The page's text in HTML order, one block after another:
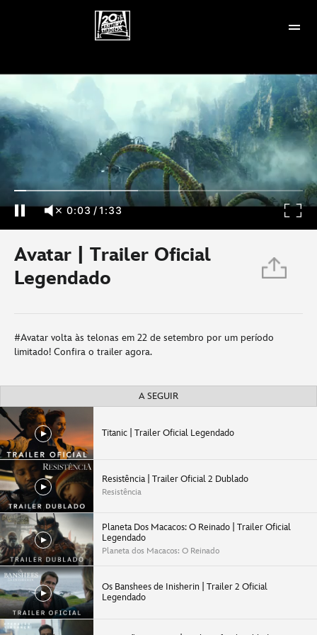
0:04/1:33
Avatar | Trailer Oficial
Legendado
#Avatar volta às telonas em 22 de setembro por um período
limitado! Confira o trailer agora.
A SEGUIR
Titanic | Trailer Oficial Legendado
Resistência | Trailer Oficial 2 Dublado
Resistência
Planeta Dos Macacos: O Reinado | Trailer Oficial
Legendado
Planeta dos Macacos: O Reinado
Os Banshees de Inisherin | Trailer 2 Oficial
Legendado